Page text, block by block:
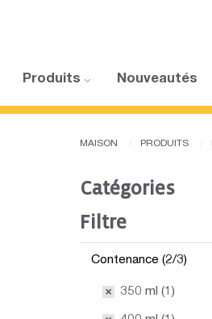
Produits Nouveautés
MAISON PRODUITS
Catégories
Filtre
Contenance (2/3)
350 ml (1)